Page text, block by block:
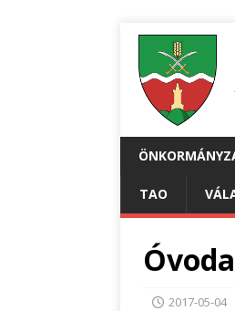
TAO
2017-05-04